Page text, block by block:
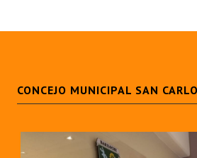
CONCEJO MUNICIPAL SAN